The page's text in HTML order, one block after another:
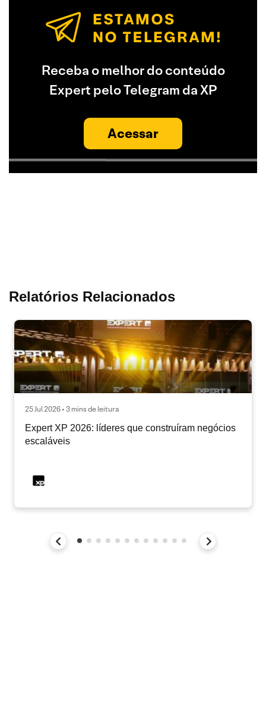
Receba o melhor do conteúdo
Expert pelo Telegram da XP
Acessar
Relatórios Relacionados
25 Jul 2026 • 3 mins de leitura
Expert XP 2026: líderes que construíram negócios
escaláveis